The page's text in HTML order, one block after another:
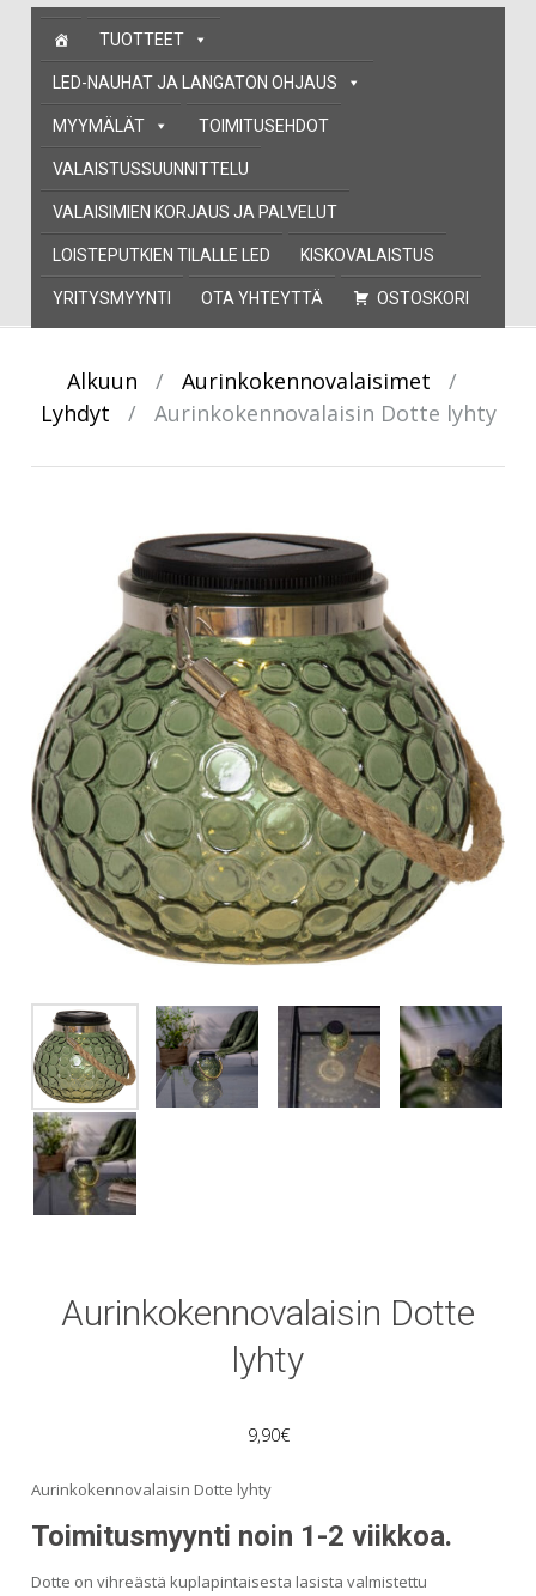
Skip
content
TUOTTEET
LED-NAUHAT JA LANGATON OHJAUS
MYYMÄLÄT TOIMITUSEHDOT
VALAISTUSSUUNNITTELU
VALAISIMIEN KORJAUS JA PALVELUT
LOISTEPUTKIEN TILALLE LED KISKOVALAISTUS
YRITYSMYYNTI OTA YHTEYTTÄ OSTOSKORI
Alkuun / Aurinkokennovalaisimet
/
Lyhdyt
/ Aurinkokennovalaisin Dotte lyhty
Aurinkokennovalaisin Dotte
lyhty
9,90€
Aurinkokennovalaisin Dotte lyhty
Toimitusmyynti noin 1-2 viikkoa.
Dotte on vihreästä kuplapintaisesta lasista valmistettu